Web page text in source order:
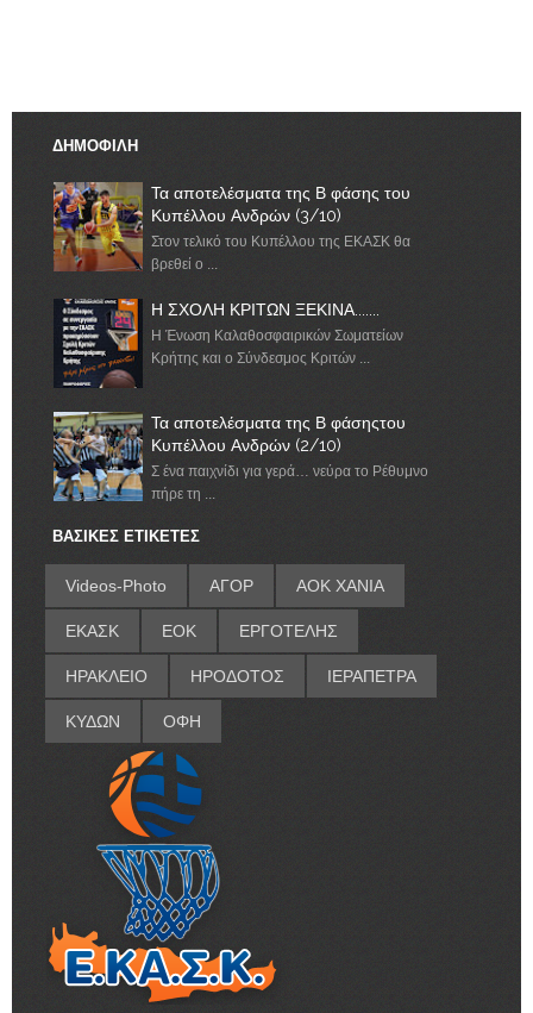
ΔΗΜΟΦΙΛΗ
Τα αποτελέσματα της Β φάσης του
Κυπέλλου Ανδρών (3/10)
Στον τελικό του Κυπέλλου της ΕΚΑΣΚ θα
βρεθεί ο ...
Η ΣΧΟΛΗ ΚΡΙΤΩΝ ΞΕΚΙΝΑ.......
Η Ένωση Καλαθοσφαιρικών Σωματείων
Κρήτης και ο Σύνδεσμος Κριτών ...
Τα αποτελέσματα της Β φάσηςτου
Κυπέλλου Ανδρών (2/10)
Σ ένα παιχνίδι για γερά… νεύρα το Ρέθυμνο
πήρε τη ...
ΒΑΣΙΚΕΣ ΕΤΙΚΕΤΕΣ
Videos-Photo ΑΓΟΡ ΑΟΚ ΧΑΝΙΑ
ΕΚΑΣΚ ΕΟΚ ΕΡΓΟΤΕΛΗΣ
ΗΡΑΚΛΕΙΟ ΗΡΟΔΟΤΟΣ ΙΕΡΑΠΕΤΡΑ
ΚΥΔΩΝ ΟΦΗ